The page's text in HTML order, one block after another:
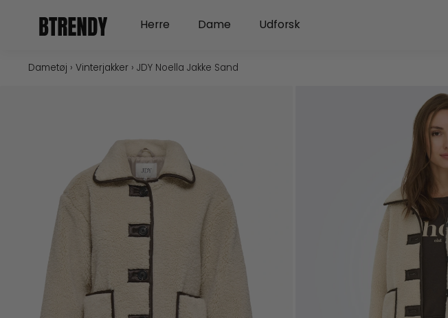
Herre Open Herre
Dame Open Dame
Udforsk
Dametøj › Vinterjakker› JDY Noella Jakke Sand